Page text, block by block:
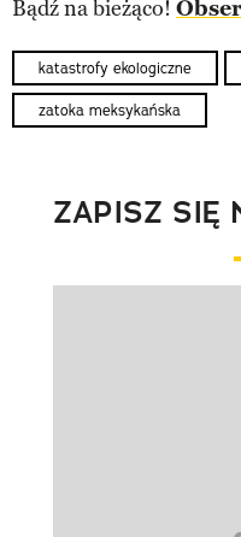
Bądź na bieżąco!
katastrofy ekologiczne
zatoka meksykańska
ZAPISZ SIĘ